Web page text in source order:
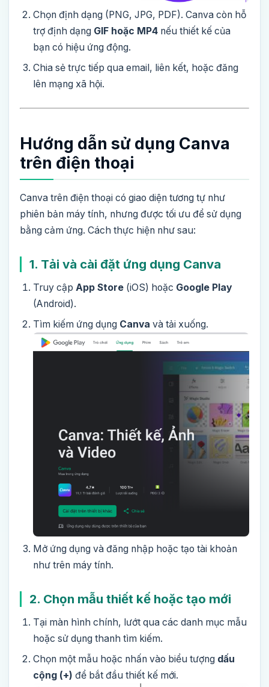
Chọn định dạng (PNG, JPG, PDF). Canva còn hỗ
trợ định dạng GIF hoặc MP4 nếu thiết kế của
bạn có hiệu ứng động.
Chia sẻ trực tiếp qua email, liên kết, hoặc đăng
lên mạng xã hội.
Hướng dẫn sử dụng Canva
trên điện thoại
Canva trên điện thoại có giao diện tương tự như
phiên bản máy tính, nhưng được tối ưu để sử dụng
bằng cảm ứng. Cách thực hiện như sau:
1. Tải và cài đặt ứng dụng Canva
Truy cập App Store (iOS) hoặc Google Play
(Android).
Tìm kiếm ứng dụng Canva và tải xuống.
Mở ứng dụng và đăng nhập hoặc tạo tài khoản
như trên máy tính.
2. Chọn mẫu thiết kế hoặc tạo mới
Tại màn hình chính, lướt qua các danh mục mẫu
hoặc sử dụng thanh tìm kiếm.
Chọn một mẫu hoặc nhấn vào biểu tượng dấu
cộng (+) để bắt đầu thiết kế mới.